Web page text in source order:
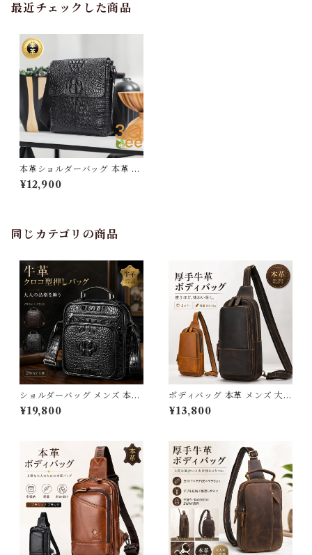
最近チェックした商品
本革ショルダーバッグ 本革 ク
ロコ 大容量 メンズ 牛革 オイ
ルレザー アウトドア 旅行 レジ
¥12,900
同じカテゴリの商品
ショルダーバッグ メンズ 本革
大容量 クロコ型押し レザー 縦
型 A4 斜めがけ ボディバッグ
カバン アウトドア 通学 通勤
男女兼用 レディース 3Qee 大
きめ 軽い ギフト プレゼント
父の日 旦那 20代 30代 40代
3Qee 576326_ee
¥19,800
ボディバッグ 本革 メンズ 大容
量 iPad対応 斜めがけ ワンシ
ョルダーバッグ 厚手牛革 オイ
学 通勤 クリスマス ギフト プ
レゼント 父の日 送料無料 3Q
ee 439338
¥13,800